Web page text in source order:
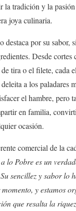
la tradición y la
joya culinaria.
destaca por su sabor,
Desde cortes
tira o el filete, cada
a los paladares
el hambre, pero
en familia,
ocasión.
comercial de la
lo Pobre es un
sencillez y sabor lo
y estamos
que resalta la